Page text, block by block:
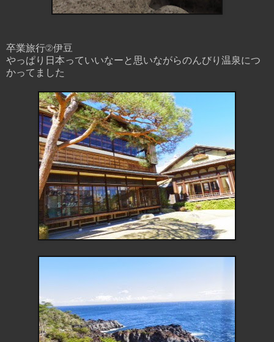
卒業旅行②伊豆
やっぱり日本っていいなーと思いながらのんびり温泉につ
かってました